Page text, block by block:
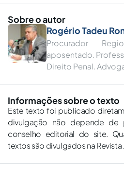
Sobre o autor
Rogério Tadeu
Procurador
aposentado.
Direito Penal.
Informações sobre o texto
Este texto foi publicado
divulgação não depende de
conselho editorial do site.
textos são divulgados na Revista